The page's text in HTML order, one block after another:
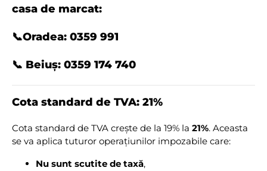
casa de marcat:
📞Oradea: 0359 991
📞 Beiuș: 0359 174 740
Cota standard de TVA: 21%
Cota standard de TVA crește de la 19% la 21%. Aceasta
se va aplica tuturor operațiunilor impozabile care:
Nu sunt scutite de taxă,